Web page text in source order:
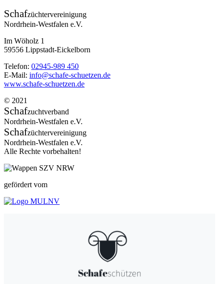
Schafzüchtervereinigung
Nordrhein-Westfalen e.V.
Im Wöholz 1
59556 Lippstadt-Eickelborn
Telefon: 02945-989 450
E-Mail: info@schafe-schuetzen.de
www.schafe-schuetzen.de
© 2021
Schafzuchtverband
Nordrhein-Westfalen e.V.
Schafzüchtervereinigung
Nordrhein-Westfalen e.V.
Alle Rechte vorbehalten!
gefördert vom